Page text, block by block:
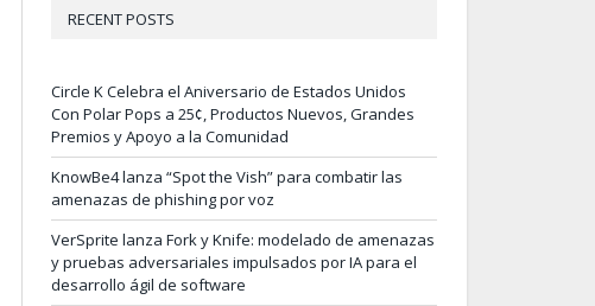
RECENT POSTS
Circle K Celebra el Aniversario de Estados Unidos
Con Polar Pops a 25¢, Productos Nuevos, Grandes
Premios y Apoyo a la Comunidad
KnowBe4 lanza “Spot the Vish” para combatir las
amenazas de phishing por voz
VerSprite lanza Fork y Knife: modelado de amenazas
y pruebas adversariales impulsados por IA para el
desarrollo ágil de software